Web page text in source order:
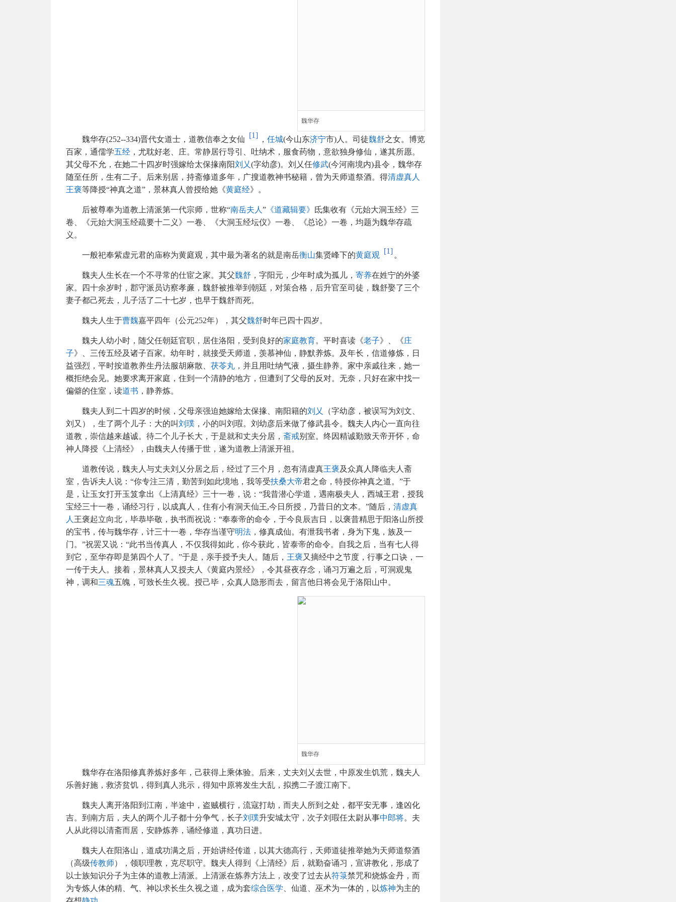
魏华存
魏华存(252--334)晋代女道士，道教信奉之女仙 [1] ， 任城(今山东济宁市)人。司徒魏舒之女。博览
百家，通儒学五经 ，尤耽好老、庄。常静居行导引、吐纳术，服食药物，意欲独身修仙，遂其所愿。
其父母不允，在她二十四岁时强嫁给太保掾南阳刘乂(字幼彦)。刘乂任修武(今河南境内)县令，魏华存
随至任所，生有二子。后来别居，持斋修道多年，广搜道教神书秘籍，曾为天师道祭酒。得清虚真人
王褒等降授“神真之道”，景林真人曾授给她《黄庭经》。
后被尊奉为道教上清派第一代宗师，世称“南岳夫人 ” 《道藏辑要》 氐集收有《元始大洞玉经》三
卷、《元始大洞玉经疏要十二义》一卷、《大洞玉经坛仪》一卷、《总论》一卷，均题为魏华存疏
义。
一般祀奉紫虚元君的庙称为黄庭观，其中最为著名的就是南岳衡山集贤峰下的黄庭观 [1] 。
魏夫人生长在一个不寻常的仕宦之家。其父魏舒 ，字阳元，少年时成为孤儿， 寄养在姓宁的外婆
家。四十余岁时，郡守派员访察孝亷，魏舒被推举到朝廷，对策合格，后升官至司徒，魏舒娶了三个
妻子都己死去，儿子活了二十七岁，也早于魏舒而死。
魏夫人生于曹魏嘉平四年（公元252年），其父魏舒时年已四十四岁。
魏夫人幼小时，随父任朝廷官职，居住洛阳，受到良好的家庭教育。平时喜读《老子》、《庄
子》、三传五经及诸子百家。幼年时，就接受天师道，羡慕神仙，静默养炼。及年长，信道修炼，日
益强烈，平时按道教养生丹法服胡麻散、 茯苓丸 ，并且用吐纳气液，摄生静养。家中亲戚往来，她一
概拒绝会见。她要求离开家庭，住到一个清静的地方，但遭到了父母的反对。无奈，只好在家中找一
偏僻的住室，读道书 ，静养炼。
魏夫人到二十四岁的时候，父母亲强迫她嫁给太保掾、南阳籍的刘乂
（字幼彦，被误写为刘文、
刘又），生了两个儿子：大的叫刘璞 ，小的叫刘瑕。刘幼彦后来做了修武县令。魏夫人内心一直向往
道教，崇信越来越诚。待二个儿子长大，于是就和丈夫分居， 斋戒别室。终因精诚勤致天帝开怀，命
神人降授《上清经》，由魏夫人传播于世，遂为道教上清派开祖。
道教传说，魏夫人与丈夫刘乂分居之后，经过了三个月，忽有清虚真王褒及众真人降临夫人斋
室，告诉夫人说：“你专注三清，勤苦到如此境地，我等受扶桑大帝君之命，特授你神真之道。”于
是，让玉女打开玉笈拿出《上清真经》三十一卷，说：“我昔潜心学道，遇南极夫人，西城王君，授我
宝经三十一卷，诵经习行，以成真人，住有小有洞天仙王,今日所授，乃昔日的文本。”随后， 清虚真
人 王褒起立向北，毕恭毕敬，执书而祝说：“奉泰帝的命令，于今良辰吉日，以褒昔精思于阳洛山所授
的宝书，传与魏华存，计三十一卷，华存当谨守明法 ，修真成仙。有泄我书者，身为下鬼，族及一
门。”祝罢又说：“此书当传真人，不仅我得如此，你今获此，皆泰帝的命令。自我之后，当有七人得
到它，至华存即是第四个人了。”于是，亲手授予夫人。随后， 王褒又摘经中之节度，行事之口诀，一
一传于夫人。接着，景林真人又授夫人《黄庭内景经》，令其昼夜存念，诵习万遍之后，可洞观鬼
神，调和三魂五魄，可致长生久视。授己毕，众真人隐形而去，留言他日将会见于洛阳山中。
魏华存
魏华存在洛阳修真养炼好多年，己获得上乘体验。后来，丈夫刘乂去世，中原发生饥荒，魏夫人
乐善好施，救济贫饥，得到真人兆示，得知中原将发生大乱，拟携二子渡江南下。
魏夫人离开洛阳到江南，半途中，盗贼横行，流寇打劫，而夫人所到之处，都平安无事，逢凶化
吉。到南方后，夫人的两个儿子都十分争气，长子刘璞升安城太守，次子刘瑕任太尉从事中郎将。夫
人从此得以清斋而居，安静炼养，诵经修道，真功日进。
魏夫人在阳洛山，道成功满之后，开始讲经传道，以其大德高行，天师道徒推举她为天师道祭酒
（高级传教师），领职理教，克尽职守。魏夫人得到《上清经》后，就勤奋诵习，宣讲教化，形成了
以士族知识分子为主体的道教上清派。上清派在炼养方法上，改变了过去从符箓禁咒和烧炼金丹，而
为专炼人体的精、气、神以求长生久视之道，成为套综合医学 、仙道、巫术为一体的，以炼神为主的